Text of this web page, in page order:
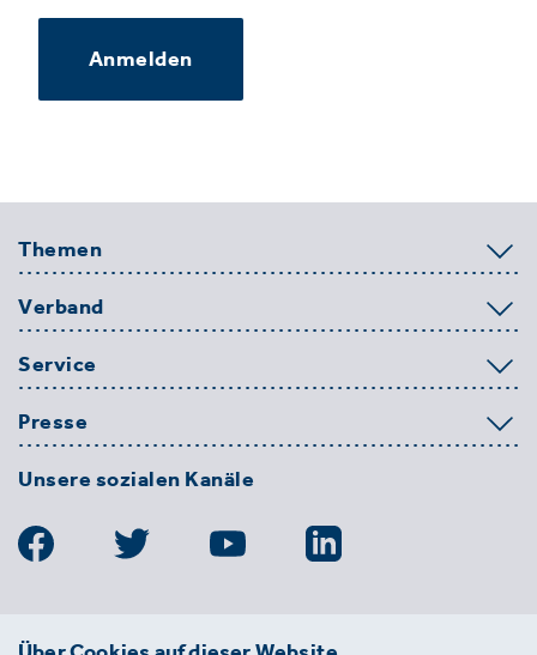
Anmelden
Themen
Verband
Service
Presse
Unsere sozialen Kanäle
BDE